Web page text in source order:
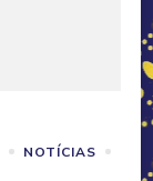
NOTÍCIAS